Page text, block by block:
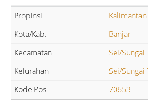
Banjar
Sei/Sungai
Sei/Sungai
70653